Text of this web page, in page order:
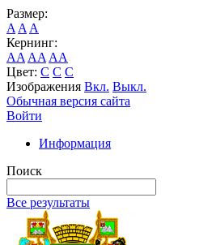
Размер:
A A A
Кернинг:
AA AA AA
Цвет: C C C
Изображения Вкл. Выкл.
Обычная версия сайта
Войти
Информация
Поиск
Все результаты